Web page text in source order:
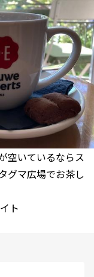
空いているならス
グマ広場でお茶し
ト